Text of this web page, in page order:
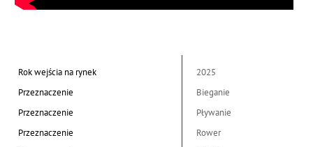
Rok wejścia na rynek
2025
Przeznaczenie
Bieganie
Przeznaczenie
Pływanie
Przeznaczenie
Rower